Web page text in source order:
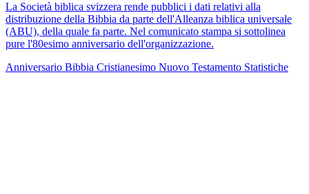
La Società biblica svizzera rende pubblici i dati relativi alla
distribuzione della Bibbia da parte dell'Alleanza biblica universale
(ABU), della quale fa parte. Nel comunicato stampa si sottolinea
pure l'80esimo anniversario dell'organizzazione.
Anniversario Bibbia Cristianesimo Nuovo Testamento Statistiche